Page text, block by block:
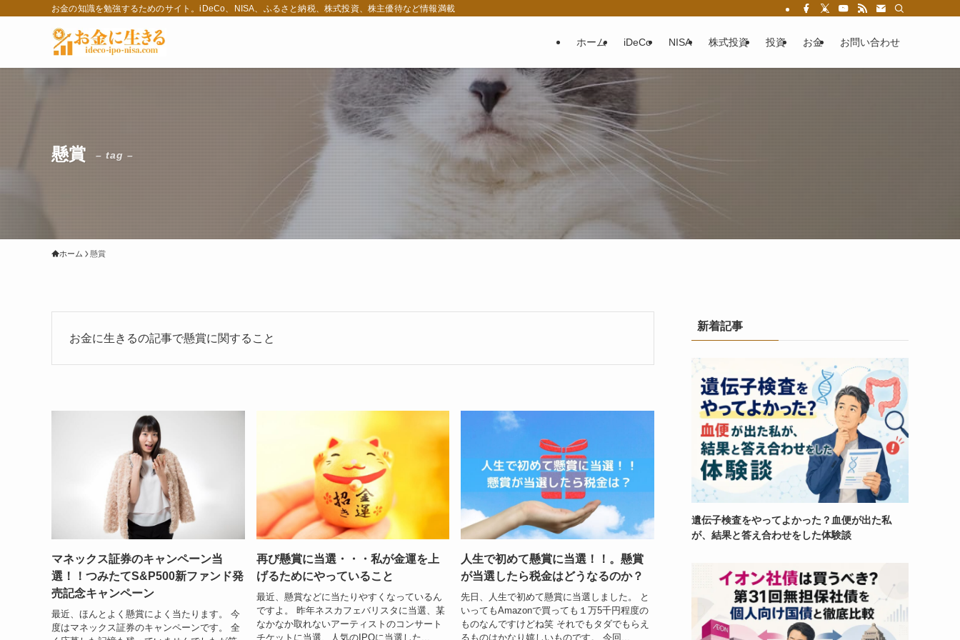
お金の知識を勉強するためのサイト。iDeCo、NISA、ふるさと納税、株式投資、株主優待など情報満載
ホーム iDeCo NISA 株式投資 投資 お金 お問い合わせ
懸賞 – tag –
ホーム 懸賞
お金に生きるの記事で懸賞に関すること
マネックス証券のキャンペーン当
選！！つみたてS&P500新ファンド発
売記念キャンペーン
最近、ほんとよく懸賞によく当たります。 今
度はマネックス証券のキャンペーンです。 全
再び懸賞に当選・・・私が金運を上
げるためにやっていること
最近、懸賞などに当たりやすくなっているん
ですよ。 昨年ネスカフェバリスタに当選、某
なかなか取れないアーティストのコンサート
チケットに当選、人気のIPOに当選した...
人生で初めて懸賞に当選！！。懸賞
が当選したら税金はどうなるのか？
先日、人生で初めて懸賞に当選しました。 と
いってもAmazonで買っても１万5千円程度の
ものなんですけどね笑 それでもタダでもらえ
るものはかなり嬉しいものです。 今回...
新着記事
遺伝子検査をやってよかった？血便が出た私
が、結果と答え合わせをした体験談